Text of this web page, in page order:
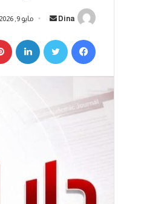
Dina مايو 9, 2026